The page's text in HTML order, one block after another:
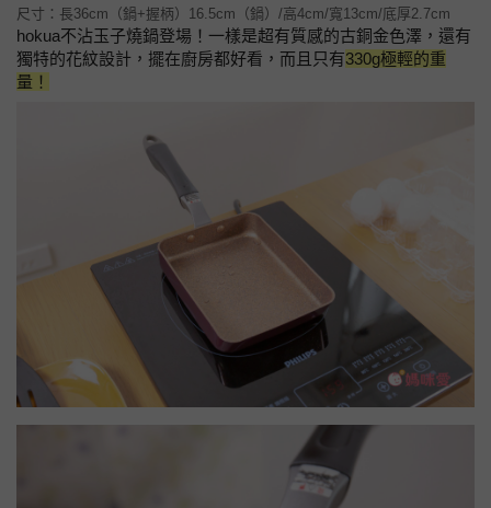
尺寸：長36cm（鍋+握柄）16.5cm（鍋）/高4cm/寬13cm/底厚2.7cm
hokua不沾玉子燒鍋登場！一樣是超有質感的古銅金色澤，還有
獨特的花紋設計，擺在廚房都好看，而且只有330g極輕的重
量！